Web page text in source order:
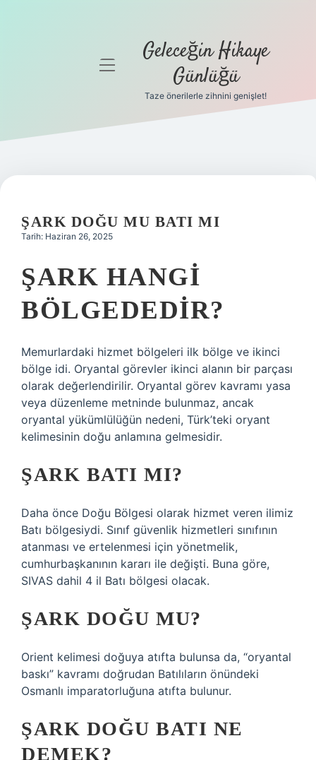
Gizlilik
Hakkımızda
menüyü Geleceğin Hikaye
Günlüğü
Taze önerilerle zihnini genişlet!
ŞARK DOĞU MU BATI MI
Tarih: Haziran 26, 2025
ŞARK HANGI
BÖLGEDEDIR?
Memurlardaki hizmet bölgeleri ilk bölge ve ikinci
bölge idi. Oryantal görevler ikinci alanın bir parçası
olarak değerlendirilir. Oryantal görev kavramı yasa
veya düzenleme metninde bulunmaz, ancak
oryantal yükümlülüğün nedeni, Türk’teki oryant
kelimesinin doğu anlamına gelmesidir.
ŞARK BATI MI?
Daha önce Doğu Bölgesi olarak hizmet veren ilimiz
Batı bölgesiydi. Sınıf güvenlik hizmetleri sınıfının
atanması ve ertelenmesi için yönetmelik,
cumhurbaşkanının kararı ile değişti. Buna göre,
SIVAS dahil 4 il Batı bölgesi olacak.
ŞARK DOĞU MU?
Orient kelimesi doğuya atıfta bulunsa da, “oryantal
baskı” kavramı doğrudan Batılıların önündeki
Osmanlı imparatorluğuna atıfta bulunur.
ŞARK DOĞU BATI NE
DEMEK?